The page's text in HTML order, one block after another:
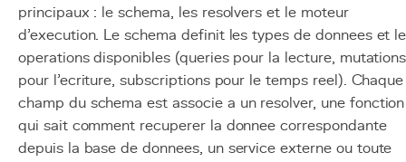
principaux : le schema, les resolvers et le moteur
d'execution. Le schema definit les types de donnees et
operations disponibles (queries pour la lecture, mutations
pour l'ecriture, subscriptions pour le temps reel). Chaque
champ du schema est associe a un resolver, une fonction
qui sait comment recuperer la donnee correspondante
depuis la base de donnees, un service externe ou toute